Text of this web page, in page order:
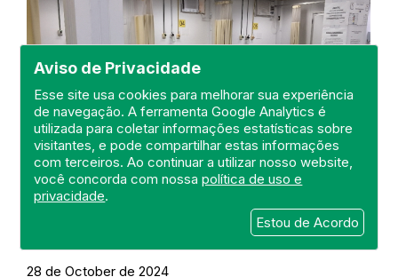
Aviso de Privacidade
Esse site usa cookies para melhorar sua experiência
de navegação. A ferramenta Google Analytics é
utilizada para coletar informações estatísticas sobre
visitantes, e pode compartilhar estas informações
com terceiros. Ao continuar a utilizar nosso website,
você concorda com nossapolítica de uso e
privacidade.
Estou de Acordo
Visita a UPA 24H Nova Friburgo
DEFIS
28 de October de 2024